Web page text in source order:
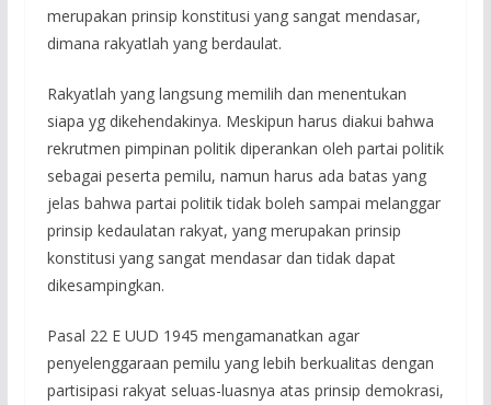
merupakan prinsip konstitusi yang sangat mendasar,
dimana rakyatlah yang berdaulat.
Rakyatlah yang langsung memilih dan menentukan
siapa yg dikehendakinya. Meskipun harus diakui bahwa
rekrutmen pimpinan politik diperankan oleh partai politik
sebagai peserta pemilu, namun harus ada batas yang
jelas bahwa partai politik tidak boleh sampai melanggar
prinsip kedaulatan rakyat, yang merupakan prinsip
konstitusi yang sangat mendasar dan tidak dapat
dikesampingkan.
Pasal 22 E UUD 1945 mengamanatkan agar
penyelenggaraan pemilu yang lebih berkualitas dengan
partisipasi rakyat seluas-luasnya atas prinsip demokrasi,